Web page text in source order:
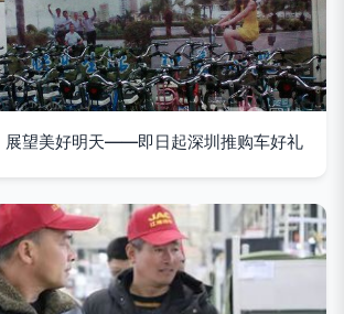
展望美好明天——即日起深圳推购车好礼